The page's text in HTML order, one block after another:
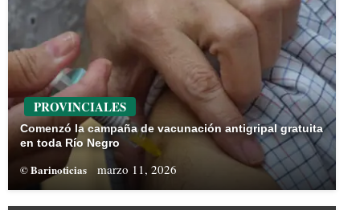
PROVINCIALES
Comenzó la campaña de vacunación antigripal gratuita
en toda Río Negro
© Barinoticias marzo 11, 2026